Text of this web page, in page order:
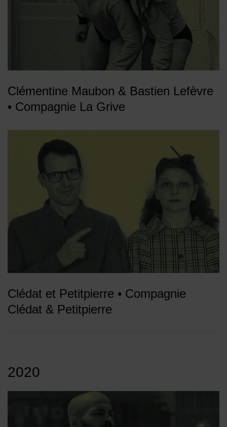
Clémentine Maubon & Bastien Lefèvre
• Compagnie La Grive
Clédat et Petitpierre • Compagnie
Clédat & Petitpierre
2020